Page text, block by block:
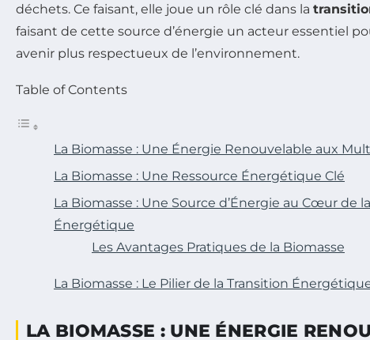
déchets. Ce faisant, elle joue un rôle clé dans la
faisant de cette source d’énergie un acteur essentiel
avenir plus respectueux de l’environnement.
Table of Contents
La Biomasse : Une Énergie Renouvelable aux
La Biomasse : Une Ressource Énergétique Clé
La Biomasse : Une Source d’Énergie au Cœur de
Énergétique
Les Avantages Pratiques de la Biomasse
La Biomasse : Le Pilier de la Transition
LA BIOMASSE : UNE ÉNERGIE